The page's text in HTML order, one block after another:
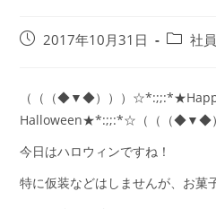
2017年10月31日 社
（（（◆▼◆）））
Halloween★*:;;:*☆（（（◆▼◆）
今日はハロウィンですね！
特に仮装などはしませんが、お